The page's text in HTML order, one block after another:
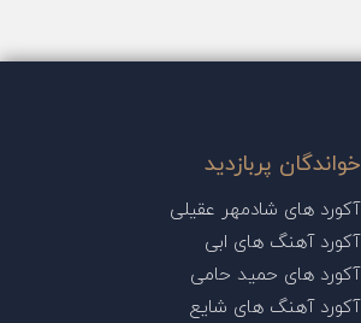
خواندگان پربازدید
آکورد های شادمهر عقیلی
آکورد آهنگ های ابی
آکورد های حمید حامی
آکورد آهنگ های شایع